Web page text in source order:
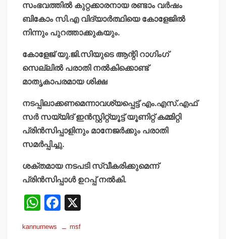
സംഭവത്തില്‍ കുറ്റക്കാരനായ രണ്ടാം വര്‍ഷം
ബികോം സി.എ വിദ്യാര്‍ത്ഥിയെ കോളേജില്‍
നിന്നും പുറത്താക്കുകയും.
കോളേജ് യു.ജി.സിയുടെ ആന്റി റാഗിംഗ്
സെല്ലില്‍ പരാതി നല്‍കിക്കൊണ്ട്
മാതൃകാപരമായ ശിക്ഷ
നടപ്പിലാക്കണമെന്നാവശ്യപ്പെട്ട് എം.എസ്.എഫ്
സര്‍ സയ്യിദ് ഇന്‍സ്റ്റിറ്റ്യൂട്ട് യൂണിറ്റ് കമ്മിറ്റി
പ്രിന്‍സിപ്പാളിനും മാനേജര്‍ക്കും പരാതി
സമര്‍പ്പിച്ചു.
ശക്തമായ നടപടി സ്വീകരിക്കുമെന്ന്
പ്രിന്‍സിപ്പാള്‍ ഉറപ്പ് നല്‍കി.
W
at
F
c
kannurnews msf